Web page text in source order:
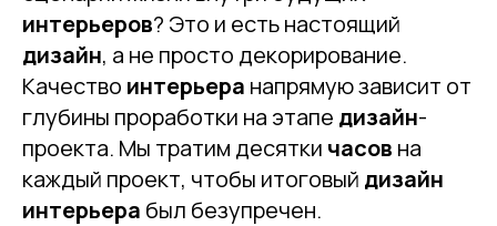
интерьеров? Это и есть настоящий
дизайн, а не просто декорирование.
Качество интерьера напрямую зависит от
глубины проработки на этапе дизайн-
проекта. Мы тратим десятки часов на
каждый проект, чтобы итоговый дизайн
интерьера был безупречен.